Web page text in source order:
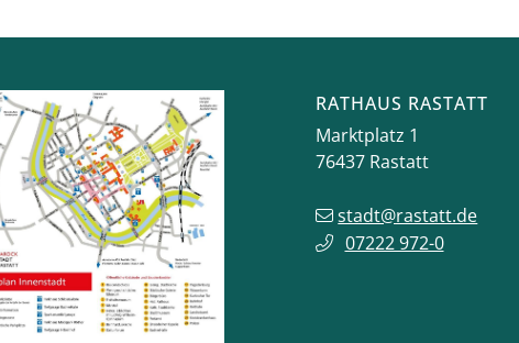
RATHAUS RASTATT
Marktplatz 1
76437 Rastatt
stadt@rastatt.de
07222 972-0